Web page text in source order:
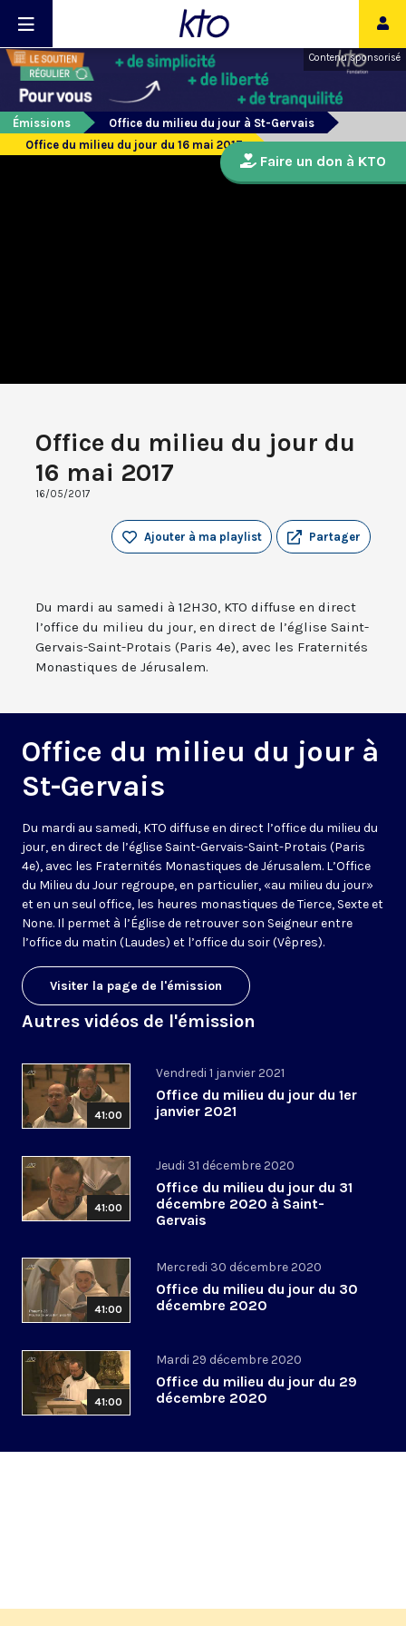
Contenu sponsorisé
Émissions
Office du milieu du jour à St-Gervais
Office du milieu du jour du 16 mai 2017
Office du milieu du jour du
16 mai 2017
16/05/2017
Partager
Ajouter à ma playlist
Du mardi au samedi à 12H30, KTO diffuse en direct
l’office du milieu du jour, en direct de l’église Saint-
Gervais-Saint-Protais (Paris 4e), avec les Fraternités
Monastiques de Jérusalem.
Office du milieu du jour à
St-Gervais
Du mardi au samedi, KTO diffuse en direct l’office du milieu du
jour, en direct de l’église Saint-Gervais-Saint-Protais (Paris
4e), avec les Fraternités Monastiques de Jérusalem. L’Office
du Milieu du Jour regroupe, en particulier, «au milieu du jour»
et en un seul office, les heures monastiques de Tierce, Sexte et
None. Il permet à l’Église de retrouver son Seigneur entre
l’office du matin (Laudes) et l’office du soir (Vêpres).
Visiter la page de l'émission
Autres vidéos de l'émission
41:00
Vendredi 1 janvier 2021
Office du milieu du jour du 1er
janvier 2021
41:00
Jeudi 31 décembre 2020
Office du milieu du jour du 31
décembre 2020 à Saint-
Gervais
41:00
Mercredi 30 décembre 2020
Office du milieu du jour du 30
décembre 2020
41:00
Mardi 29 décembre 2020
Office du milieu du jour du 29
décembre 2020
Faire un don à KTO